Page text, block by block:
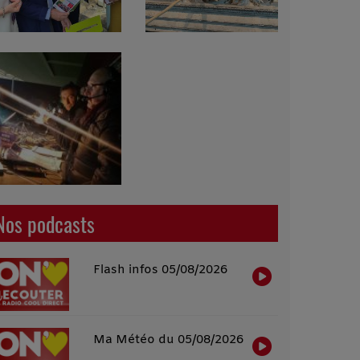
podcasts
Flash infos 05/08/2026
Ma Météo du 05/08/2026